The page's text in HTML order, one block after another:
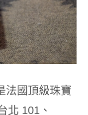
法國頂級珠寶
北 101、